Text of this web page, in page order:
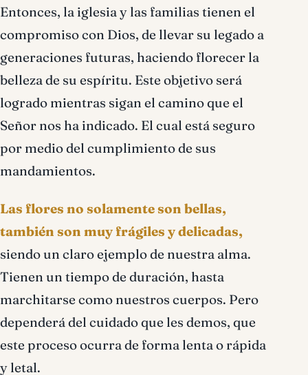
Entonces, la iglesia y las familias tienen el
compromiso con Dios, de llevar su legado a
generaciones futuras, haciendo florecer la
belleza de su espíritu. Este objetivo será
logrado mientras sigan el camino que el
Señor nos ha indicado. El cual está seguro
por medio del cumplimiento de sus
mandamientos.
Las flores no solamente son bellas,
también son muy frágiles y delicadas,
siendo un claro ejemplo de nuestra alma.
Tienen un tiempo de duración, hasta
marchitarse como nuestros cuerpos. Pero
dependerá del cuidado que les demos, que
este proceso ocurra de forma lenta o rápida
y letal.